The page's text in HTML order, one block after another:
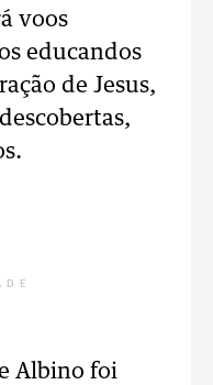
voos
educandos
de Jesus,
Albino foi